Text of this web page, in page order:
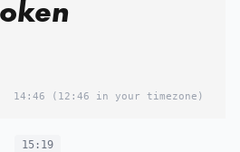
14:46 (12:46 in your timezone)
15:19